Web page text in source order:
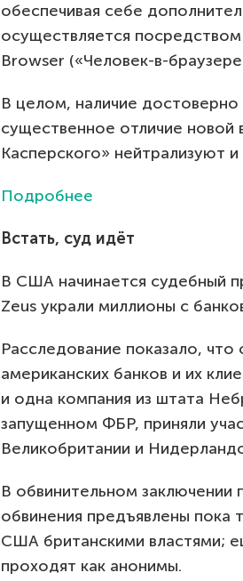
обеспечивая себе
осуществляется
Browser («Человек-в-
В целом, наличие
существенное отличие новой
Касперского» нейтрализуют
Подробнее
Встать, суд идёт
В США начинается судебный
Zeus украли миллионы с
Расследование показало,
американских банков и их
и одна компания из штата
запущенном ФБР, приняли
Великобритании и
В обвинительном заключении
обвинения предъявлены
США британскими властями;
проходят как анонимы.